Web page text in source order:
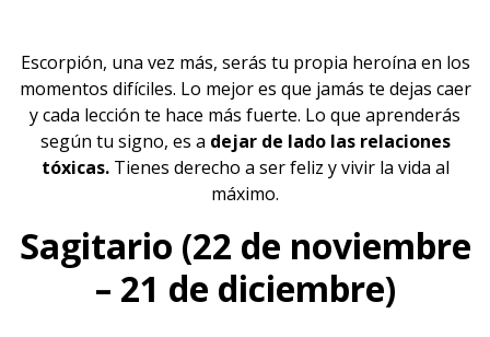
Escorpión, una vez más, serás tu propia heroína en los
momentos difíciles. Lo mejor es que jamás te dejas caer
y cada lección te hace más fuerte. Lo que aprenderás
según tu signo, es a dejar de lado las relaciones
tóxicas.Tienes derecho a ser feliz y vivir la vida al
máximo.
Sagitario (22 de noviembre
– 21 de diciembre)